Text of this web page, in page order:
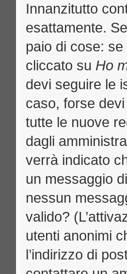
Innanzitutto
esattamente.
paio di cose:
cliccato su Ho
devi seguire le
caso, forse
tutte le nuove
dagli
verrà indicato
un messaggio
nessun
valido?
utenti anonimi
l’indirizzo di